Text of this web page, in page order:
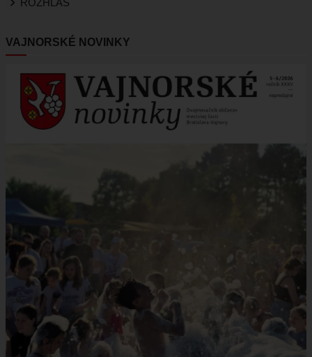
VAJNORSKÉ NOVINKY
Obrázok